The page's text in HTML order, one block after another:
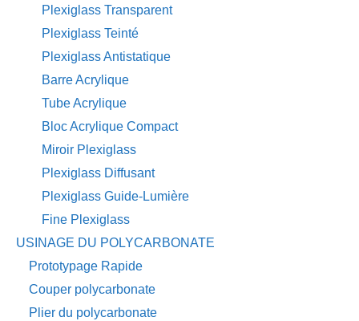
Plexiglass Transparent
Plexiglass Teinté
Plexiglass Antistatique
Barre Acrylique
Tube Acrylique
Bloc Acrylique Compact
Miroir Plexiglass
Plexiglass Diffusant
Plexiglass Guide-Lumière
Fine Plexiglass
USINAGE DU POLYCARBONATE
Prototypage Rapide
Couper polycarbonate
Plier du polycarbonate